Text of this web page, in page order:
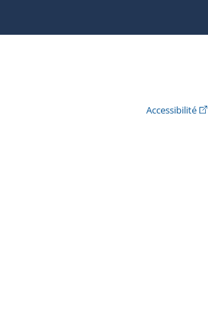
Accessibilité